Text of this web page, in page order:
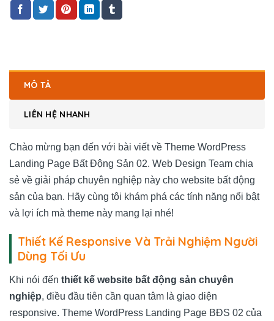
MÔ TẢ
LIÊN HỆ NHANH
Chào mừng bạn đến với bài viết về Theme WordPress
Landing Page Bất Động Sản 02. Web Design Team chia
sẻ về giải pháp chuyên nghiệp này cho website bất động
sản của bạn. Hãy cùng tôi khám phá các tính năng nổi bật
và lợi ích mà theme này mang lại nhé!
Thiết Kế Responsive Và Trải Nghiệm Người
Dùng Tối Ưu
Khi nói đến thiết kế website bất động sản chuyên
nghiệp, điều đầu tiên cần quan tâm là giao diện
responsive. Theme WordPress Landing Page BĐS 02 của